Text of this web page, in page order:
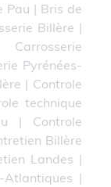
Pau | Bris de
Billère |
Carrosserie
Pyrénées-
| Controle
technique
| Controle
Billère
Landes |
Atlantiques |